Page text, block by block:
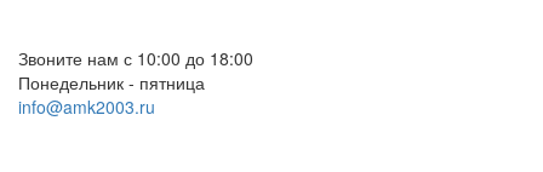
Звоните нам с 10:00 до 18:00
Понедельник - пятница
info@amk2003.ru